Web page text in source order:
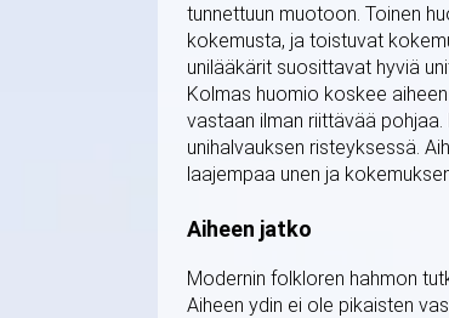
tunnettuun muotoon. Toinen
kokemusta, ja toistuvat
unilääkärit suosittavat hyviä
Kolmas huomio koskee
vastaan ilman riittävää
unihalvauksen risteyksessä.
laajempaa unen ja
Aiheen jatko
Modernin folkloren hahmon
Aiheen ydin ei ole pikaisten